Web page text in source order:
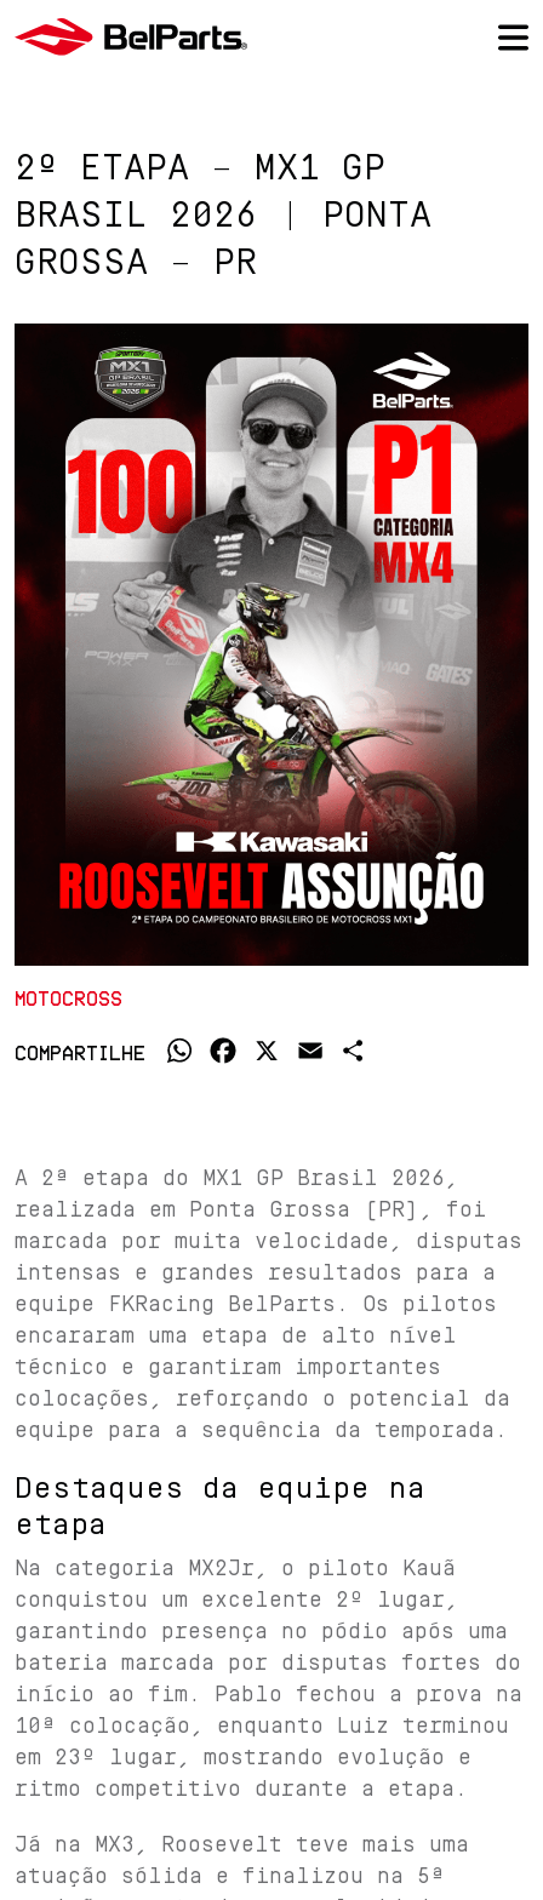
2º ETAPA – MX1 GP
BRASIL 2026 | PONTA
GROSSA – PR
MOTOCROSS
COMPARTILHE WhatsAppFacebook Email
A 2ª etapa do MX1 GP Brasil 2026,
realizada em Ponta Grossa (PR), foi
marcada por muita velocidade, disputas
intensas e grandes resultados para a
equipe FKRacing BelParts. Os pilotos
encararam uma etapa de alto nível
técnico e garantiram importantes
colocações, reforçando o potencial da
equipe para a sequência da temporada.
Destaques da equipe na
etapa
Na categoria MX2Jr, o piloto Kauã
conquistou um excelente 2º lugar,
garantindo presença no pódio após uma
bateria marcada por disputas fortes do
início ao fim. Pablo fechou a prova na
10ª colocação, enquanto Luiz terminou
em 23º lugar, mostrando evolução e
ritmo competitivo durante a etapa.
Já na MX3, Roosevelt teve mais uma
atuação sólida e finalizou na 5ª